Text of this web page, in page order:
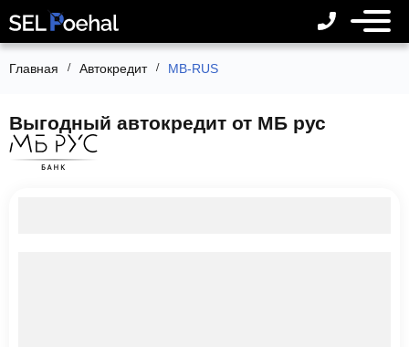
Главная Автокредит MB-RUS
Выгодный автокредит от МБ рус